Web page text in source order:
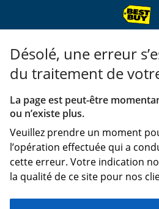
Désolé, une erreur
du traitement de
La page est peut-être
ou n’existe plus.
Veuillez prendre un moment
l’opération effectuée qui a
cette erreur. Votre indication
la qualité de ce site pour nos